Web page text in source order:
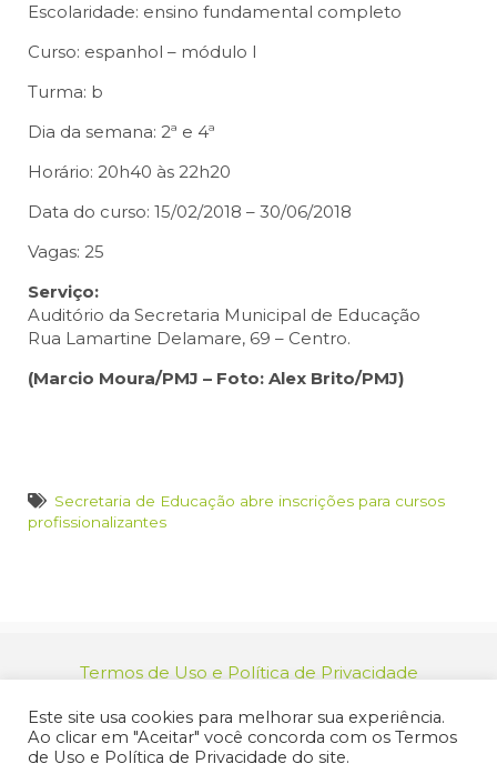
Escolaridade: ensino fundamental completo
Curso: espanhol – módulo I
Turma: b
Dia da semana: 2ª e 4ª
Horário: 20h40 às 22h20
Data do curso: 15/02/2018 – 30/06/2018
Vagas: 25
Serviço:
Auditório da Secretaria Municipal de Educação
Rua Lamartine Delamare, 69 – Centro.
(Marcio Moura/PMJ – Foto: Alex Brito/PMJ)
Secretaria de Educação abre inscrições para cursos
profissionalizantes
Termos de Uso e Política de Privacidade
46.694.139/0001-83 | (12) 3955-9000
Endereço: Praça dos Três Poderes, 73 - Centro -
Jacareí/SP - CEP 12327-170
Este site usa cookies para melhorar sua experiência.
Ao clicar em "Aceitar" você concorda com os Termos
de Uso e Política de Privacidade do site.